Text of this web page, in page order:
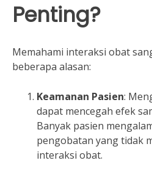
Penting?
Memahami interaksi obat
beberapa alasan:
Keamanan Pasien:
dapat mencegah efek
Banyak pasien
pengobatan yang tidak
interaksi obat.